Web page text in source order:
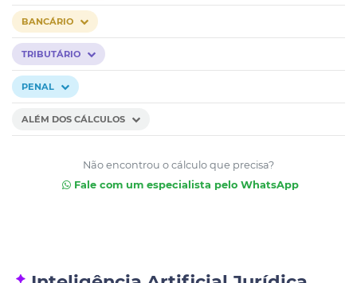
BANCÁRIO
TRIBUTÁRIO
PENAL
ALÉM DOS CÁLCULOS
Não encontrou o cálculo que precisa?
Fale com um especialista pelo WhatsApp